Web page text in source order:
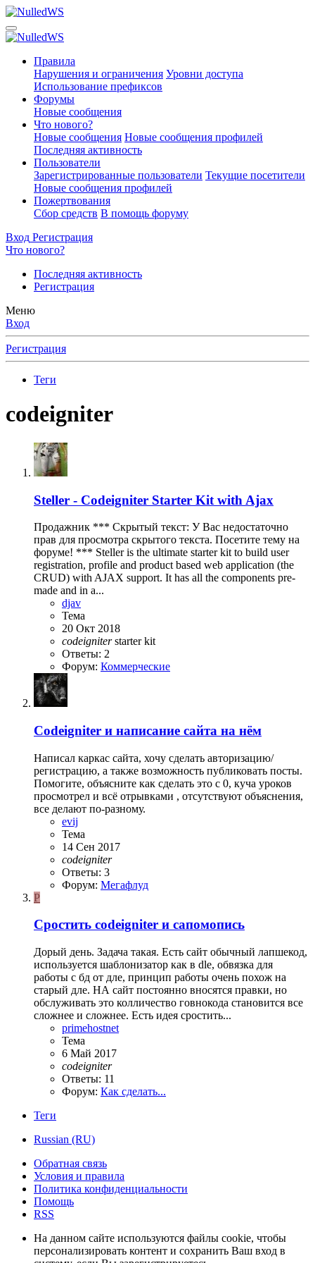
Правила
Нарушения и ограничения Уровни доступа
Использование префиксов
Форумы
Новые сообщения
Что нового?
Новые сообщения Новые сообщения профилей
Последняя активность
Пользователи
Зарегистрированные пользователи Текущие посетители
Новые сообщения профилей
Пожертвования
Сбор средств В помощь форуму
Вход Регистрация
Что нового?
Последняя активность
Регистрация
Меню
Вход
Регистрация
Теги
codeigniter
Steller - Codeigniter Starter Kit with Ajax
Продажник *** Скрытый текст: У Вас недостаточно
прав для просмотра скрытого текста. Посетите тему на
форуме! *** Steller is the ultimate starter kit to build user
registration, profile and product based web application (the
CRUD) with AJAX support. It has all the components pre-
made and in a...
djav
Тема
20 Окт 2018
codeigniter starter kit
Ответы: 2
Форум: Коммерческие
Codeigniter и написание сайта на нём
Написал каркас сайта, хочу сделать авторизацию/
регистрацию, а также возможность публиковать посты.
Помогите, объясните как сделать это с 0, куча уроков
просмотрел и всё отрывками , отсутствуют объяснения,
все делают по-разному.
evij
Тема
14 Сен 2017
codeigniter
Ответы: 3
Форум: Мегафлуд
P
Сростить codeigniter и сапомопись
Дорый день. Задача такая. Есть сайт обычный лапшекод,
используется шаблонизатор как в dle, обвязка для
работы с бд от дле, принцип работы очень похож на
старый дле. НА сайт постоянно вносятся правки, но
обслуживать это колличество говнокода становится все
сложнее и сложнее. Есть идея сростить...
primehostnet
Тема
6 Май 2017
codeigniter
Ответы: 11
Форум: Как сделать...
Теги
Russian (RU)
Обратная связь
Условия и правила
Политика конфиденциальности
Помощь
RSS
На данном сайте используются файлы cookie, чтобы
персонализировать контент и сохранить Ваш вход в